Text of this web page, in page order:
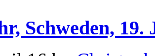
Schweden, 19.